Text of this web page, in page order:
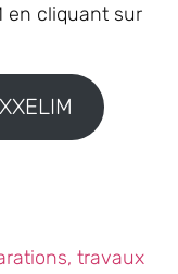
en cliquant sur
travaux